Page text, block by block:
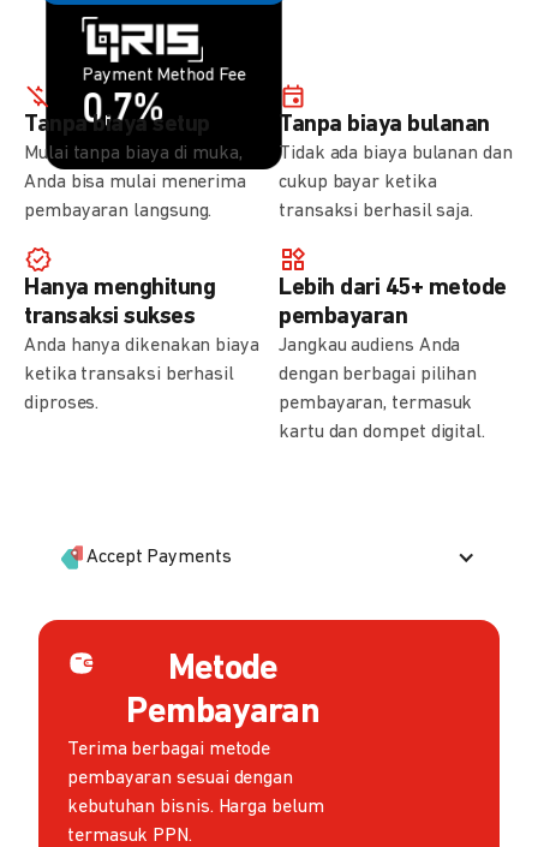
Payment Method Fee
0,7%
Payment Method Fee
1,5%
Tanpa biaya setup
Mulai tanpa biaya di muka,
Anda bisa mulai menerima
pembayaran langsung.
Tanpa biaya bulanan
Tidak ada biaya bulanan dan
cukup bayar ketika
transaksi berhasil saja.
Hanya menghitung
transaksi sukses
Anda hanya dikenakan biaya
ketika transaksi berhasil
diproses.
Lebih dari 45+ metode
pembayaran
Jangkau audiens Anda
dengan berbagai pilihan
pembayaran, termasuk
kartu dan dompet digital.
Accept Payments
Metode
Pembayaran
Terima berbagai metode
pembayaran sesuai dengan
kebutuhan bisnis. Harga belum
termasuk PPN.